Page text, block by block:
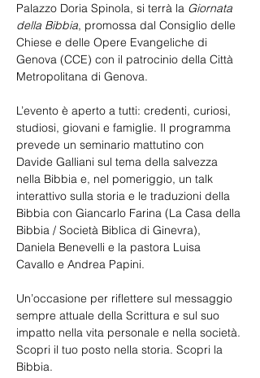
Palazzo Doria Spinola, si terrà la Giornata
della Bibbia, promossa dal Consiglio delle
Chiese e delle Opere Evangeliche di
Genova (CCE) con il patrocinio della Città
Metropolitana di Genova.
L’evento è aperto a tutti: credenti, curiosi,
studiosi, giovani e famiglie. Il programma
prevede un seminario mattutino con
Davide Galliani sul tema della salvezza
nella Bibbia e, nel pomeriggio, un talk
interattivo sulla storia e le traduzioni della
Bibbia con Giancarlo Farina (La Casa della
Bibbia / Società Biblica di Ginevra),
Daniela Benevelli e la pastora Luisa
Cavallo e Andrea Papini.
Un’occasione per riflettere sul messaggio
sempre attuale della Scrittura e sul suo
impatto nella vita personale e nella società.
Scopri il tuo posto nella storia. Scopri la
Bibbia.